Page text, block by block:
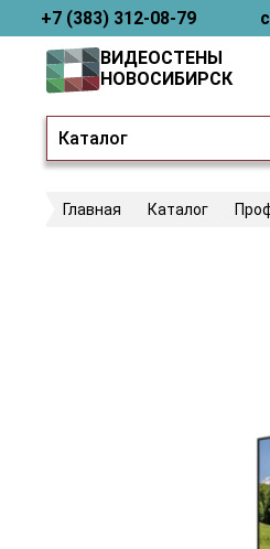
+7 (383) 312-08-79
Каталог
ВИДЕОСТЕНЫ
НОВОСИБИРСК
Главная Каталог